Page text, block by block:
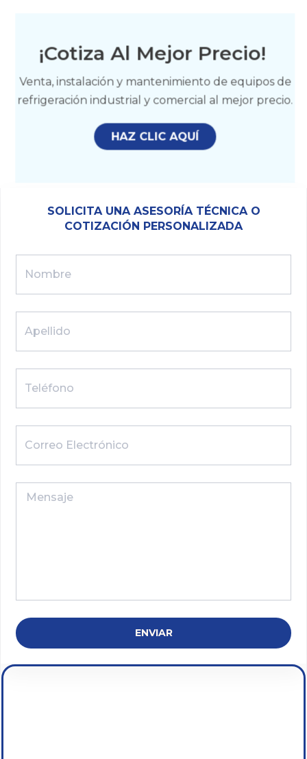
¡Cotiza Al Mejor Precio!
Venta, instalación y mantenimiento de equipos de
refrigeración industrial y comercial al mejor precio.
HAZ CLIC AQUÍ
SOLICITA UNA ASESORÍA TÉCNICA O
COTIZACIÓN PERSONALIZADA
ENVIAR